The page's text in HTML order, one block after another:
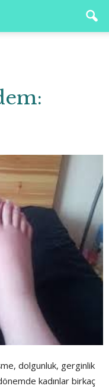
dolgunluk, gerginlik
kadınlar birkaç